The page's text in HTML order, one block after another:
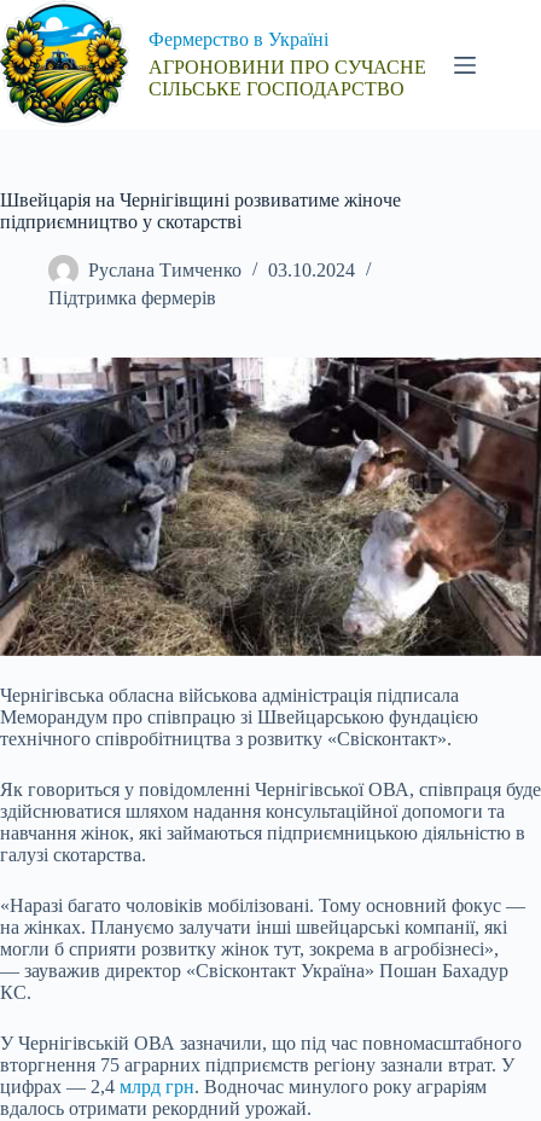
Перейти
до
вмісту
Фермерство в Україні
АГРОНОВИНИ ПРО СУЧАСНЕ
СІЛЬСЬКЕ ГОСПОДАРСТВО
Швейцарія на Чернігівщині розвиватиме жіноче
підприємництво у скотарстві
Руслана Тимченко
03.10.2024
Підтримка фермерів
Чернігівська обласна військова адміністрація підписала
Меморандум про співпрацю зі Швейцарською фундацією
технічного співробітництва з розвитку «Свісконтакт».
Як говориться у повідомленні Чернігівської ОВА, співпраця буде
здійснюватися шляхом надання консультаційної допомоги та
навчання жінок, які займаються підприємницькою діяльністю в
галузі скотарства.
«Наразі багато чоловіків мобілізовані. Тому основний фокус —
на жінках. Плануємо залучати інші швейцарські компанії, які
могли б сприяти розвитку жінок тут, зокрема в агробізнесі»,
— зауважив директор «Свісконтакт Україна» Пошан Бахадур
КС.
У Чернігівській ОВА зазначили, що під час повномасштабного
вторгнення 75 аграрних підприємств регіону зазнали втрат. У
цифрах — 2,4 млрд грн. Водночас минулого року аграріям
вдалось отримати рекордний урожай.